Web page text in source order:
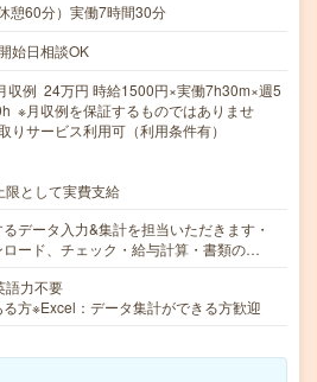
憩60分）実働7時間30分
始日相談OK
例 24万円 時給1500円×実働7h30m×週5
※月収例を保証するものではありませ
りサービス利用可（利用条件有）
限として実費支給
データ入力&集計を担当いただきます・
ード、チェック・給与計算・書類の…
語力不要
方※Excel：データ集計ができる方歓迎